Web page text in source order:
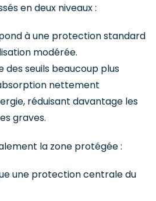
en deux niveaux :
à une protection standard
modérée.
des seuils beaucoup plus
nettement
réduisant davantage les
graves.
la zone protégée :
une protection centrale du